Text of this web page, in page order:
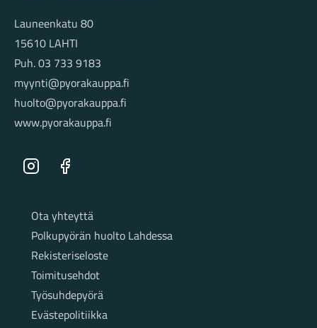
Launeenkatu 80
15610 LAHTI
Puh. 03 733 9183
myynti@pyorakauppa.fi
huolto@pyorakauppa.fi
www.pyorakauppa.fi
Instagram Facebook
SivutOta yhteyttä
Polkupyörän huolto Lahdessa
Rekisteriseloste
Toimitusehdot
Työsuhdepyörä
Evästepolitiikka